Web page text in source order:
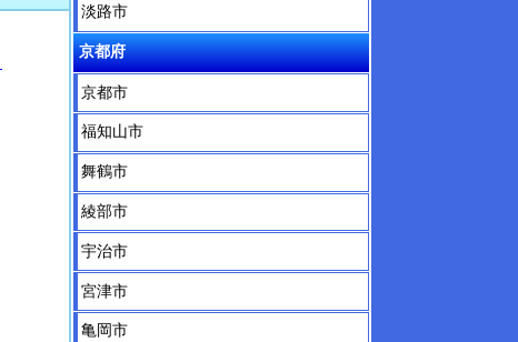
淡路市
京都府
京都市
福知山市
舞鶴市
綾部市
宇治市
宮津市
亀岡市